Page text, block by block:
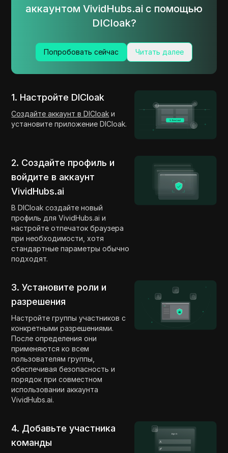
аккаунтом VividHubs.ai с помощью
DICloak?
Попробовать сейчас Читать далее
1. Настройте DICloak
Создайте аккаунт в DICloak и
установите приложение DICloak.
2. Создайте профиль и
войдите в аккаунт
VividHubs.ai
В DICloak создайте новый
профиль для VividHubs.ai и
настройте отпечаток браузера
при необходимости, хотя
стандартные параметры обычно
подходят.
3. Установите роли и
разрешения
Настройте группы участников с
конкретными разрешениями.
После определения они
применяются ко всем
пользователям группы,
обеспечивая безопасность и
порядок при совместном
использовании аккаунта
VividHubs.ai.
4. Добавьте участника
команды